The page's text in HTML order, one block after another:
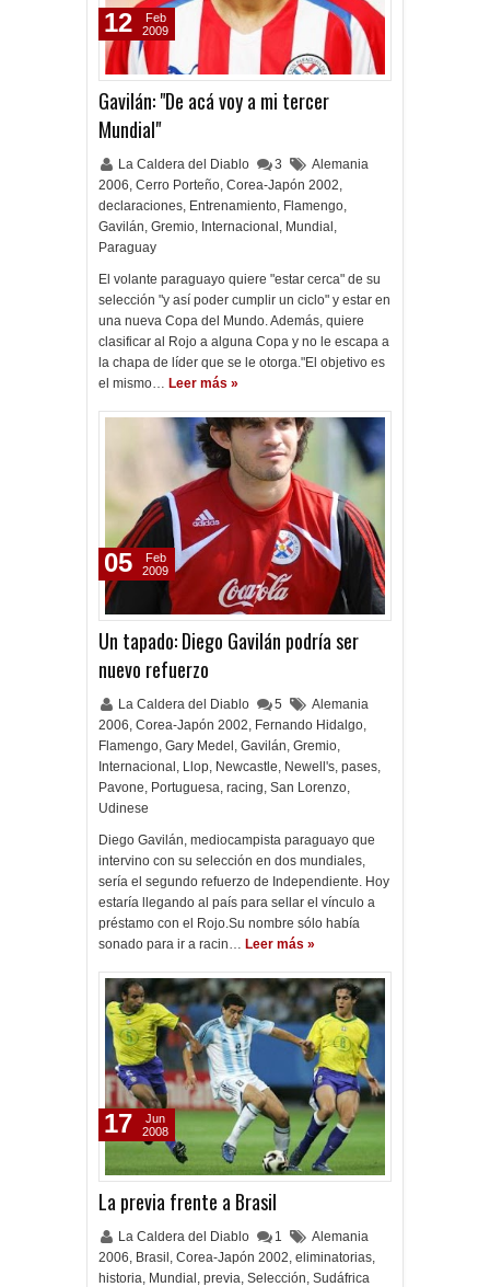
Gavilán: "De acá voy a mi tercer
Mundial"
La Caldera del Diablo 3
Alemania
2006, Cerro Porteño, Corea-Japón 2002,
declaraciones, Entrenamiento, Flamengo,
Gavilán, Gremio, Internacional , Mundial ,
Paraguay
El volante paraguayo quiere "estar cerca" de su
selección "y así poder cumplir un ciclo" y estar en
una nueva Copa del Mundo. Además, quiere
clasificar al Rojo a alguna Copa y no le escapa a
la chapa de líder que se le otorga."El objetivo es
el mismo… Leer más »
12
Feb
2009
Un tapado: Diego Gavilán podría ser
nuevo refuerzo
La Caldera del Diablo 5
Alemania
2006, Corea-Japón 2002, Fernando Hidalgo,
Flamengo, Gary Medel , Gavilán, Gremio,
Internacional , Llop, Newcastle, Newell's, pases,
Pavone, Portuguesa, racing, San Lorenzo,
Udinese
Diego Gavilán, mediocampista paraguayo que
intervino con su selección en dos mundiales,
sería el segundo refuerzo de Independiente. Hoy
estaría llegando al país para sellar el vínculo a
préstamo con el Rojo.Su nombre sólo había
sonado para ir a racin… Leer más »
05
Feb
2009
La previa frente a Brasil
La Caldera del Diablo 1
Alemania
2006, Brasil , Corea-Japón 2002, eliminatorias,
historia, Mundial , previa, Selección, Sudáfrica
17
Jun
2008